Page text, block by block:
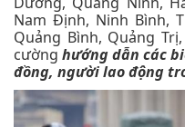
Nam Định, Ninh Bình,
Quảng Bình, Quảng
cườnghướng dẫn các
đồng, người lao động